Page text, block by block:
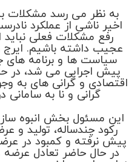
به نظر می رسد مشکلات
اخیر ناشی از عملکرد
رفع مشکلات فعلی نباید
عجیب داشته باشیم. ایرج
پیش اجرایی می شد، در
اقتصادی و گرانی های به
گرانی و نا به سامانی
این مسئول بخش انبوه
رکود چندساله، تولید و
پیش نرفته و کمبود در
در حال حاضر تعادل عرضه